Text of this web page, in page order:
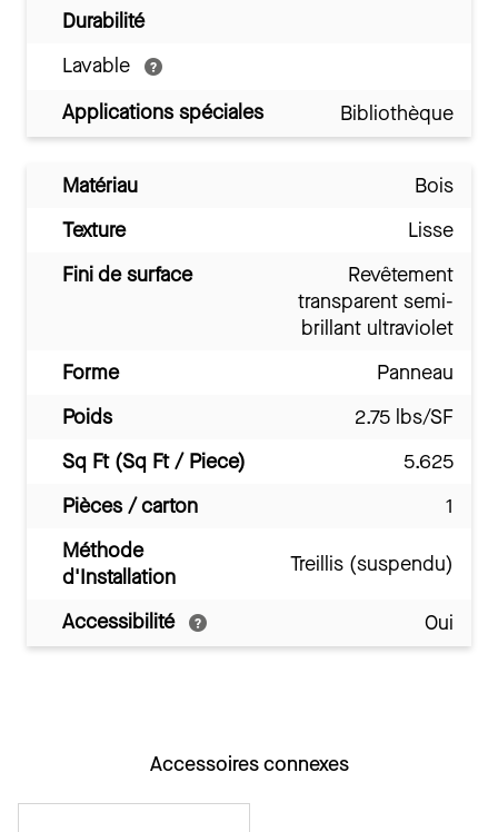
Durabilité
Lavable
Applications spéciales
Bibliothèque
Matériau
Bois
Texture
Lisse
Fini de surface
Revêtement
transparent semi-
brillant ultraviolet
Forme
Panneau
Poids
2.75 lbs/SF
Sq Ft (Sq Ft / Piece)
5.625
Pièces / carton
1
Méthode
d'Installation
Treillis (suspendu)
Accessibilité Oui
Accessoires connexes